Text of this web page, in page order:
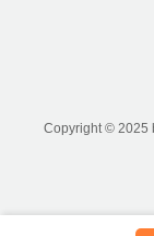
Copyright © 2025